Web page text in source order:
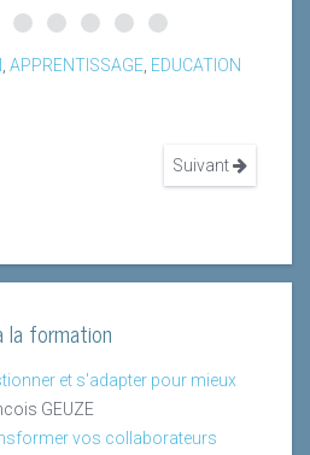
APPRENTISSAGE EDUCATION
Suivant
formation
et s'adapter pour mieux
GEUZE
vos collaborateurs